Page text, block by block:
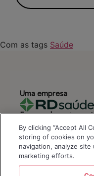
Com as tags Saúde
Uma empresa
Formas de
By clicking “Accept All
storing of cookies on
navigation, analyze
marketing efforts.